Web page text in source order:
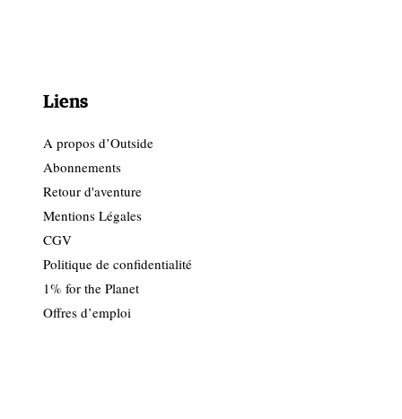
Liens
A propos d’Outside
Abonnements
Retour d'aventure
Mentions Légales
CGV
Politique de confidentialité
1% for the Planet
Offres d’emploi